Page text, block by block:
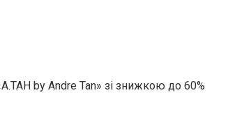
by Andre Tan» зі знижкою до 60%